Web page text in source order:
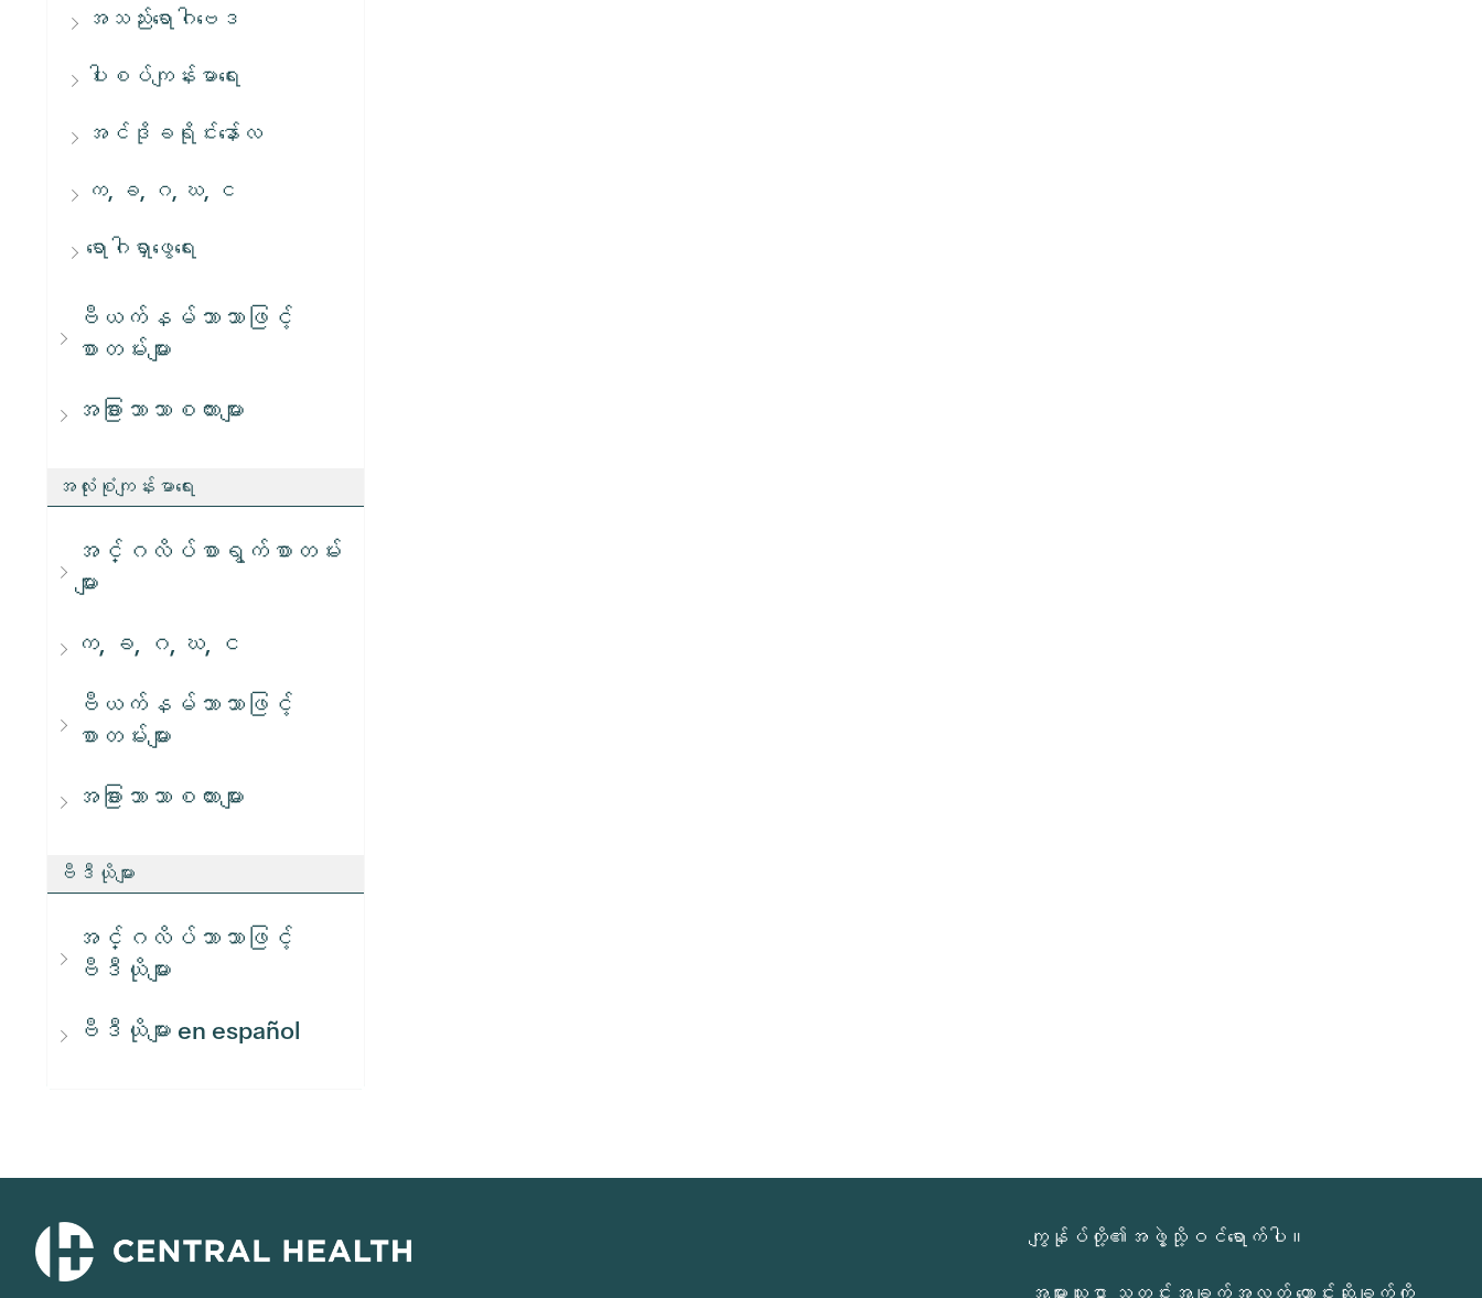
အသည်းရောဂါဗေဒ
ပါးစပ်ကျန်းမာရေး
အင်ဒိုခရိုင်းနော်လ
က, ခ, ဂ, ဃ, င
ရောဂါရှာဖွေရေး
ဗီယက်နမ်ဘာသာဖြင့်
စာတမ်းများ
အခြားဘာသာစကားများ
အလုံးစုံကျန်းမာရေး
အင်္ဂလိပ်စာရွက်စာတမ်း
များ
က, ခ, ဂ, ဃ, င
ဗီယက်နမ်ဘာသာဖြင့်
စာတမ်းများ
အခြားဘာသာစကားများ
ဗီဒီယိုများ
အင်္ဂလိပ်ဘာသာဖြင့်
ဗီဒီယိုများ
ဗီဒီယိုများ en español
ကျွန်ုပ်တို့၏အဖွဲ့သို့ဝင်ရောက်ပါ။